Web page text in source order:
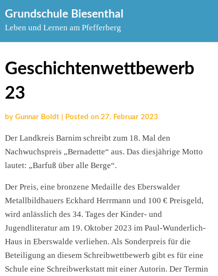
to
Grundschule Biesenthal
Leben und Lernen am Pfefferberg
Geschichtenwettbewerb
23
by Gunnar Boldt Posted on 27. Februar 2023
Der Landkreis Barnim schreibt zum 18. Mal den
Nachwuchspreis „Bernadette“ aus. Das diesjährige Motto
lautet: „Barfuß über alle Berge“.
Der Preis, eine bronzene Medaille des Eberswalder
Metallbildhauers Eckhard Herrmann und 100 € Preisgeld,
wird anlässlich des 34. Tages der Kinder- und
Jugendliteratur am 19. Oktober 2023 im Paul-Wunderlich-
Haus in Eberswalde verliehen. Als Sonderpreis für die
Beteiligung an diesem Schreibwettbewerb gibt es für eine
Schule eine Schreibwerkstatt mit einer Autorin. Der Termin